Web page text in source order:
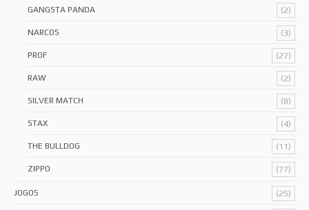
GANGSTA PANDA (2)
NARCOS (3)
PROF (27)
RAW (2)
SILVER MATCH (8)
STAX (4)
THE BULLDOG (11)
ZIPPO (77)
JOGOS (25)